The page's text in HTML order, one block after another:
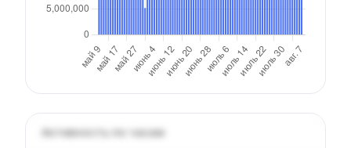
Активность по часам